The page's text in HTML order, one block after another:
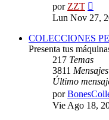
porZZT
Lun Nov 27,
COLECCIONES
Presenta tus
217 Temas
3811 Mensajes
Último
por
Vie Ago 18,